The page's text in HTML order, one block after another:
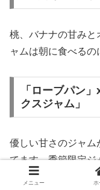
桃、バナナの甘みと
ャムは朝に食べるの
「ローブパン
クスジャム」
優しい甘さのジャム
てます。季節限定ジ
味あれ！！
メニュー ホ